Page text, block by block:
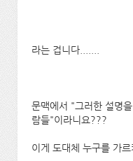
라는 겁니다.......
문맥에서 "그러한 설명
람들"이라니요???
이게 도대체 누구를 가